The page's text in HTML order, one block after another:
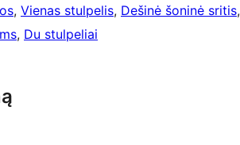
, Vienas stulpelis, Dešinė šoninė sritis,
, Du stulpeliai